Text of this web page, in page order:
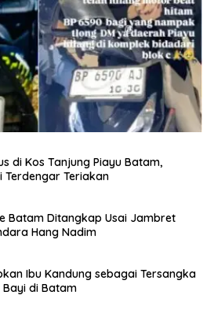
di Kos Tanjung Piayu Batam,
Terdengar Teriakan
Batam Ditangkap Usai Jambret
Hang Nadim
Ibu Kandung sebagai Tersangka
Bayi di Batam